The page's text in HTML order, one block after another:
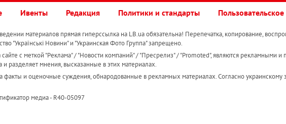
Ивенты Редакция Политики и стандарты
материалов прямая гиперссылка на LB.ua обязательна! Перепечатка, копирование,
"Українськi Новини" и "Украинская Фото Группа" запрещено.
с меткой "Реклама" / "Новости компаний" / "Пресрелиз" / "Promoted", являются рекламными и
и разделяет мнения, высказанные в этих материалах.
факты и оценочные суждения, обнародованные в рекламных материалах. Согласно украинскому
медиа - R40-05097